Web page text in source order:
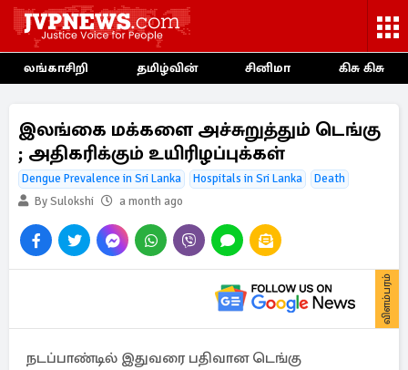
லங்காசிறி தமிழ்வின் சினிமா கிசு கிசு
இலங்கை மக்களை அச்சுறுத்தும் டெங்கு
; அதிகரிக்கும் உயிரிழப்புக்கள்
Dengue Prevalence in Sri Lanka Hospitals in Sri Lanka
Death
By Sulokshi
a month ago
விளம்பரம்
நடப்பாண்டில் இதுவரை பதிவான டெங்கு